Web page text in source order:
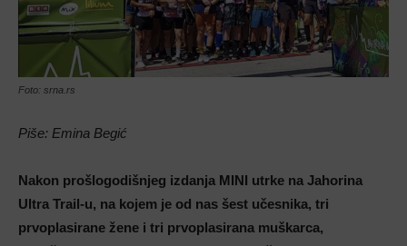
Foto: srna.rs
Piše: Emina Begić
Nakon prošlogodišnjeg izdanja MINI utrke na Jahorina
Ultra Trail-u, na kojem je od nas šest učesnika, tri
prvoplasirane žene i tri prvoplasirana muškarca,